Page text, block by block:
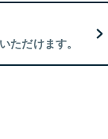
ただけます。